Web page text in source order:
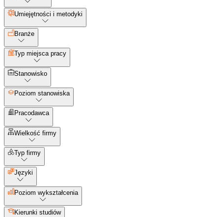
Umiejętności i metodyki
Branże
Typ miejsca pracy
Stanowisko
Poziom stanowiska
Pracodawca
Wielkość firmy
Typ firmy
Języki
Poziom wykształcenia
Kierunki studiów